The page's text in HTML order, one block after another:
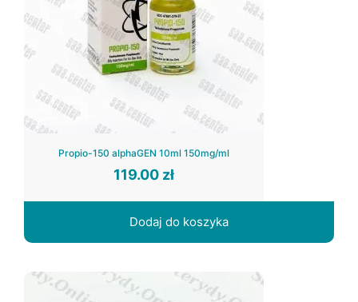
Propio-150 alphaGEN 10ml 150mg/ml
119.00 zł
Dodaj do koszyka